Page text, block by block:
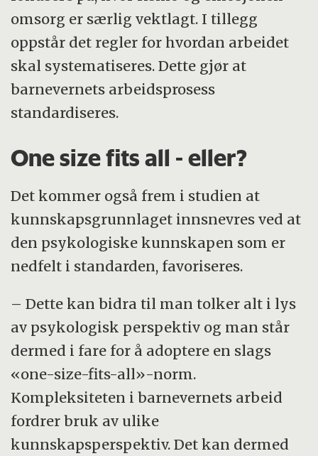
omsorg er særlig vektlagt. I tillegg
oppstår det regler for hvordan arbeidet
skal systematiseres. Dette gjør at
barnevernets arbeidsprosess
standardiseres.
One size fits all - eller?
Det kommer også frem i studien at
kunnskapsgrunnlaget innsnevres ved at
den psykologiske kunnskapen som er
nedfelt i standarden, favoriseres.
– Dette kan bidra til man tolker alt i lys
av psykologisk perspektiv og man står
dermed i fare for å adoptere en slags
«one-size-fits-all»-norm.
Kompleksiteten i barnevernets arbeid
fordrer bruk av ulike
kunnskapsperspektiv. Det kan dermed